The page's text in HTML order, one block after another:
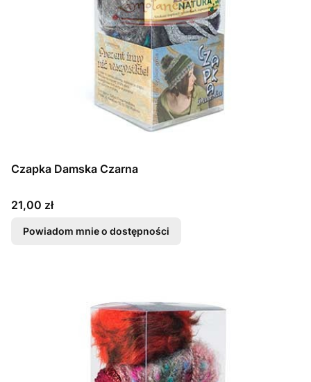
Czapka Damska Czarna
Cena
21,00 zł
Powiadom mnie o dostępności